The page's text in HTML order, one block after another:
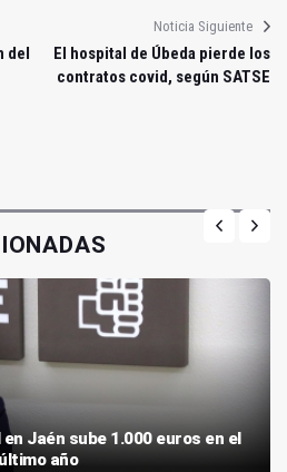
del
Noticia Siguiente
El hospital de Úbeda pierde los
contratos covid, según SATSE
Jaén sube 1.000 euros en el
último año